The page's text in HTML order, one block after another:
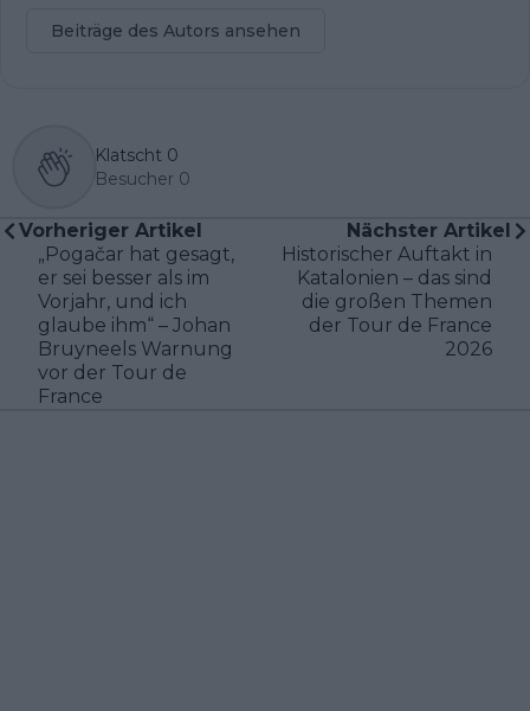
Beiträge des Autors ansehen
Klatscht 0
Besucher 0
Vorheriger Artikel
„Pogačar hat gesagt,
er sei besser als im
Vorjahr, und ich
glaube ihm“ – Johan
Bruyneels Warnung
vor der Tour de
France
Nächster Artikel
Historischer Auftakt in
Katalonien – das sind
die großen Themen
der Tour de France
2026